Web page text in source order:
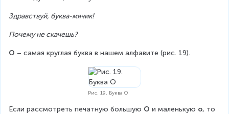
Здравствуй, буква-мячик!
Почему не скачешь?
О – самая круглая буква в нашем алфавите (рис. 19).
Рис. 19. Буква О
Если рассмотреть печатную большую О и маленькую о, то